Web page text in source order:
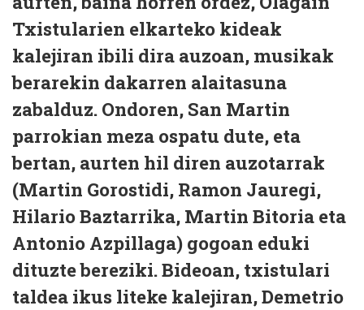
Txistularien elkarteko kideak
kalejiran ibili dira auzoan, musikak
berarekin dakarren alaitasuna
zabalduz. Ondoren, San Martin
parrokian meza ospatu dute, eta
bertan, aurten hil diren auzotarrak
(Martin Gorostidi, Ramon Jauregi,
Hilario Baztarrika, Martin Bitoria eta
Antonio Azpillaga) gogoan eduki
dituzte bereziki. Bideoan, txistulari
taldea ikus liteke kalejiran, Demetrio